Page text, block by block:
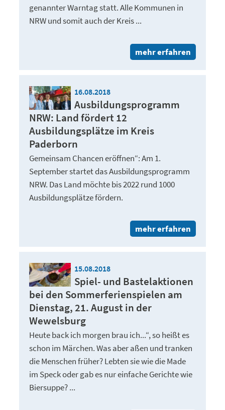
genannter Warntag statt. Alle Kommunen in
NRW und somit auch der Kreis ...
mehr erfahren
16.08.2018
Ausbildungsprogramm
NRW: Land fördert 12
Ausbildungsplätze im Kreis
Paderborn
Gemeinsam Chancen eröffnen“: Am 1.
September startet das Ausbildungsprogramm
NRW. Das Land möchte bis 2022 rund 1000
Ausbildungsplätze fördern.
mehr erfahren
15.08.2018
Spiel- und Bastelaktionen
bei den Sommerferienspielen am
Dienstag, 21. August in der
Wewelsburg
Heute back ich morgen brau ich...“, so heißt es
schon im Märchen. Was aber aßen und tranken
die Menschen früher? Lebten sie wie die Made
im Speck oder gab es nur einfache Gerichte wie
Biersuppe? ...